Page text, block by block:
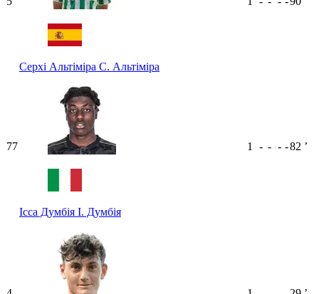
Серхі Альтіміра С. Альтіміра
77
Ісса Думбія І. Думбія
1 - - - -82 ʼ